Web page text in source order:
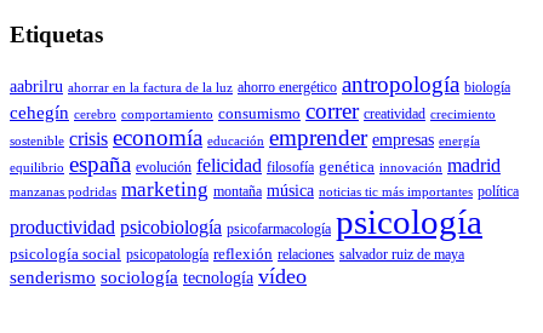
Etiquetas
aabrilru ahorrar en la factura de la luz ahorro energético antropología biología
cehegín cerebro comportamiento consumismo correr creatividad crecimiento
sostenible crisis economía educación emprender empresas energía
equilibrio españa evolución felicidad filosofía genética innovación madrid
manzanas podridas marketing montaña música noticias tic más importantes política
productividad psicobiología psicofarmacología psicología
psicología social psicopatología reflexión relaciones salvador ruiz de maya
senderismo sociología tecnología vídeo